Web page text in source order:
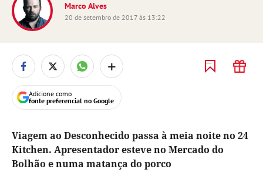
Marco Alves
20 de setembro de 2017 às 13:22
+
Adicione como
fonte preferencial no Google
Viagem ao Desconhecido passa à meia noite no 24
Kitchen. Apresentador esteve no Mercado do
Bolhão e numa matança do porco